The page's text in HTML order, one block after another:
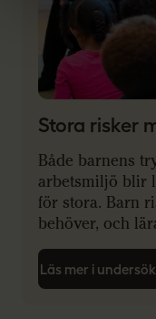
Stora risker
Både barnens
arbetsmiljö blir
för stora. Barn
behöver, och
Läs mer i